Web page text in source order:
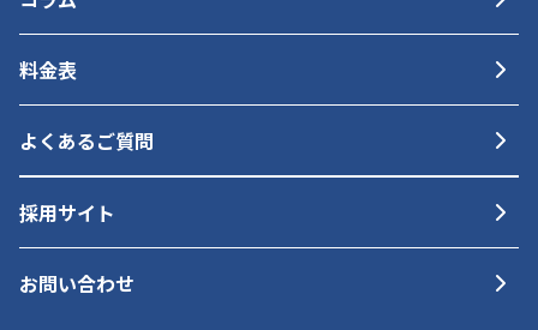
料金表
よくあるご質問
採用サイト
お問い合わせ